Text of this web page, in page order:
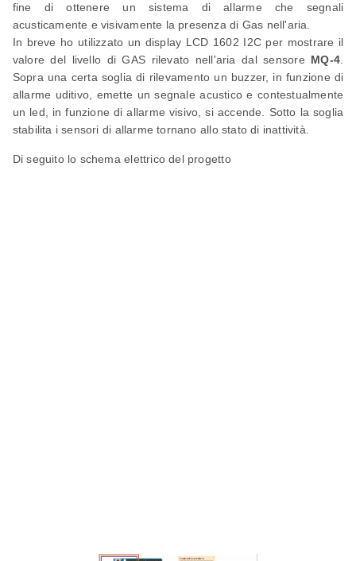
fine di ottenere un sistema di allarme che segnali
acusticamente e visivamente la presenza di Gas nell'aria.
In breve ho utilizzato un display LCD 1602 I2C per mostrare il
valore del livello di GAS rilevato nell'aria dal sensore MQ-4
Sopra una certa soglia di rilevamento un buzzer, in funzione di
allarme uditivo, emette un segnale acustico e contestualmente
un led, in funzione di allarme visivo, si accende. Sotto la soglia
stabilita i sensori di allarme tornano allo stato di inattività.
Di seguito lo schema elettrico del progetto